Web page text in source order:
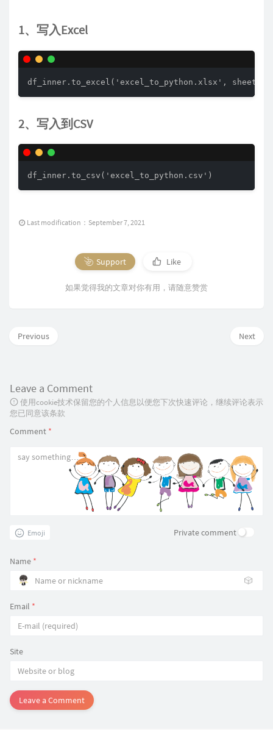
1、写入Excel
df_inner.to_excel('excel_to_python.xlsx',
2、写入到CSV
df_inner.to_csv('excel_to_python.csv')
Last modification：September 7, 2021
Support Like
如果觉得我的文章对你有用，请随意赞赏
Next
Previous
Leave a Comment
使用cookie技术保留您的个人信息以便您下次快速评论，继续评论表示
您已同意该条款
Comment *
Emoji Private comment
Name *
🎲
Email *
Site
Leave a Comment